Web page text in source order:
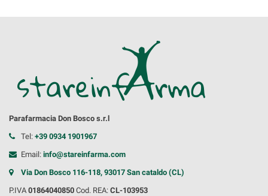
Parafarmacia Don Bosco s.r.l
Tel: +39 0934 1901967
Email: info@stareinfarma.com
Via Don Bosco 116-118, 93017 San cataldo (CL)
P.IVA 01864040850 Cod. REA: CL-103953